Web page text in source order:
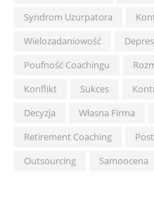
Syndrom Uzurpatora
Wielozadaniowość
Poufność Coachingu
Konflikt
Sukces
Decyzja
Własna Firma
Retirement Coaching
Outsourcing
Samoocena